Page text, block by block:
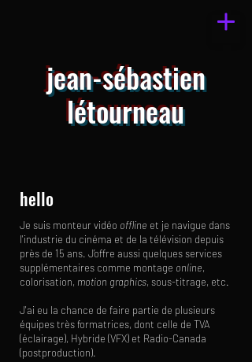
jean-sébastien
létourneau
hello
Je suis monteur vidéo offline et je navigue dans
l'industrie du cinéma et de la télévision depuis
près de 15 ans. J’offre aussi quelques services
supplémentaires comme montage online,
colorisation, motion graphics, sous-titrage, etc.
J'ai eu la chance de faire partie de plusieurs
équipes très formatrices, dont celle de TVA
(éclairage), Hybride (VFX) et Radio-Canada
(postproduction).